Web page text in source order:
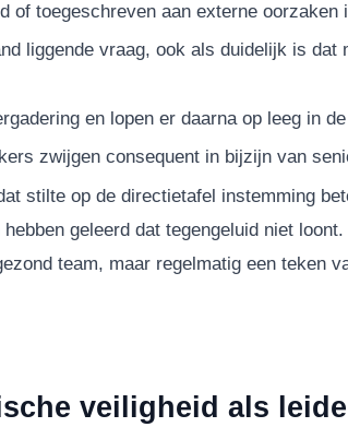
of toegeschreven aan externe
liggende vraag, ook als duidelijk is dat
en lopen er daarna op leeg in
zwijgen consequent in bijzijn van
stilte op de directietafel instemming
geleerd dat tegengeluid niet
team, maar regelmatig een teken
veiligheid als